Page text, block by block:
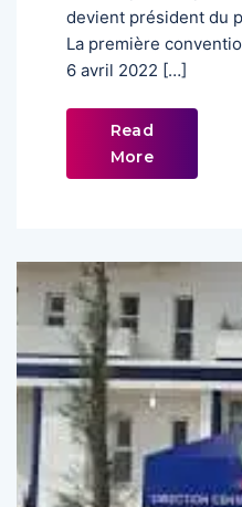
devient président du
La première
6 avril 2022 […]
Read
More